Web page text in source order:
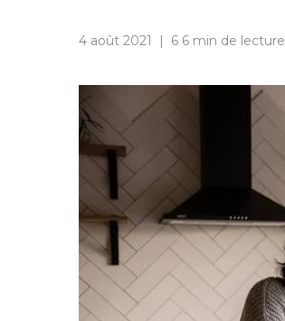
4 août 2021 | 6 6 min de lecture